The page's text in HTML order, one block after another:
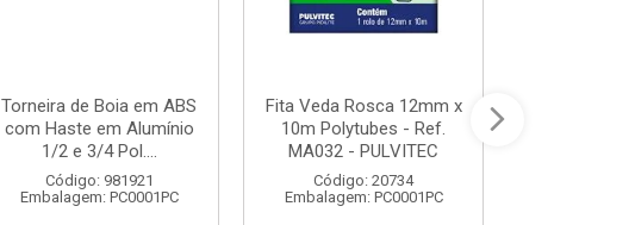
Torneira de Boia em ABS
com Haste em Alumínio
1/2 e 3/4 Pol....
Código: 981921
Embalagem: PC0001PC
Fita Veda Rosca 12mm x
10m Polytubes - Ref.
MA032 - PULVITEC
Código: 20734
Embalagem: PC0001PC